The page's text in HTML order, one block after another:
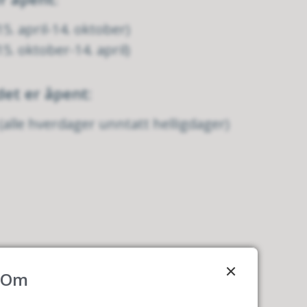
april-14. oktober)
oktober-14. april)
er åpent:
(alle hverdager unntatt helligdager)
Om